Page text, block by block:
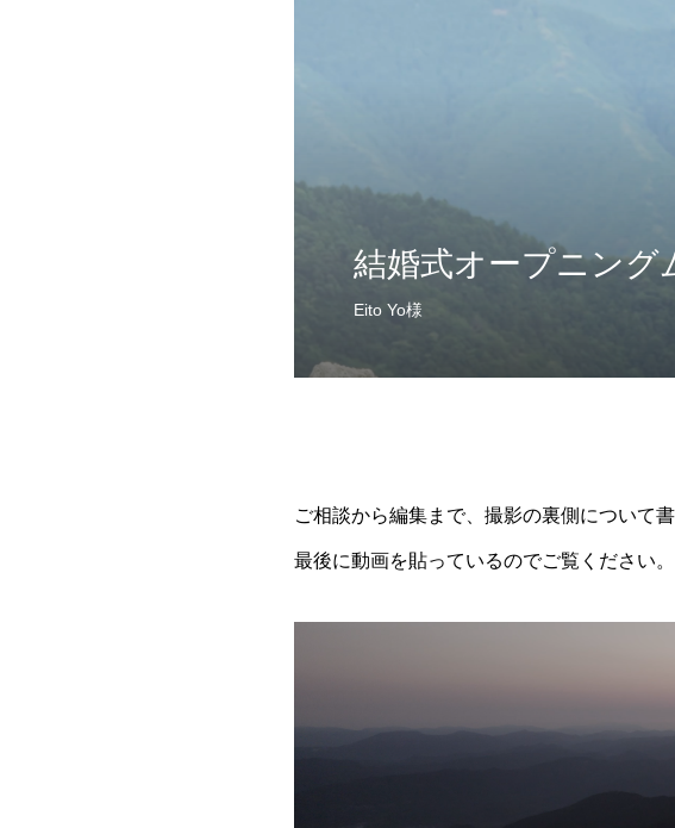
結婚式オープニング
Eito Yo様
ご相談から編集まで、撮影の裏側について書
最後に動画を貼っているのでご覧ください。